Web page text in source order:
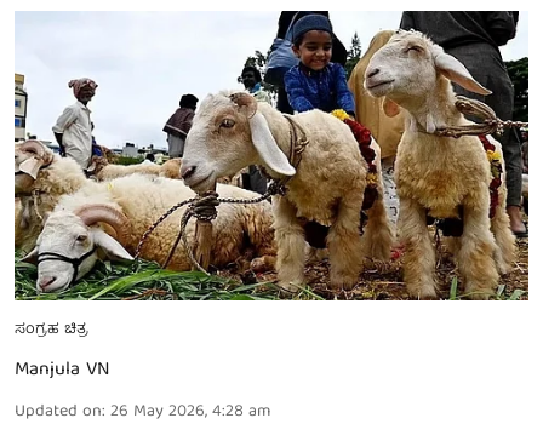
ಸಂಗ್ರಹ ಚಿತ್ರ
Manjula VN
Updated on: 26 May 2026, 4:28 am